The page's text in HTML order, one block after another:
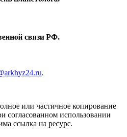
связи РФ.
.
или частичное копирование
согласованном использовании
ссылка на ресурс.